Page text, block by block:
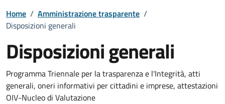
Home / Amministrazione trasparente /
Disposizioni generali
Disposizioni generali
Dettaglio Amministrazione Trasparente
Programma Triennale per la trasparenza e l'Integrità, atti
generali, oneri informativi per cittadini e imprese, attestazioni
OIV-Nucleo di Valutazione